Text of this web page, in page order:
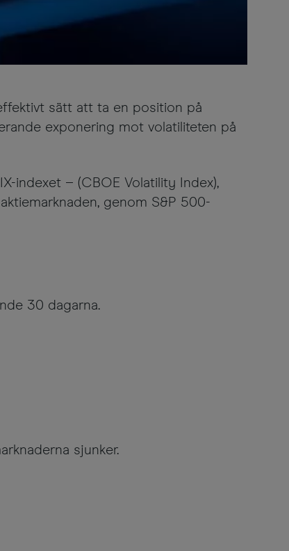
sätt att ta en position på
exponering mot volatiliteten på
indexet – (CBOE Volatility Index),
genom S&P 500-
30 dagarna.
sjunker.